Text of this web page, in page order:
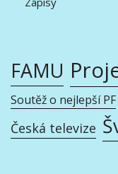
FAMU
Soutěž o nejlepší PF
Česká televize